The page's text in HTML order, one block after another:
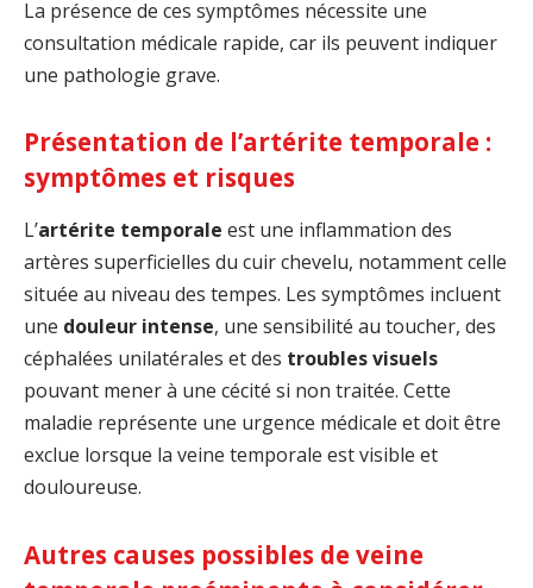
La présence de ces symptômes nécessite une
consultation médicale rapide, car ils peuvent indiquer
une pathologie grave.
Présentation de l’artérite temporale :
symptômes et risques
L’artérite temporale est une inflammation des
artères superficielles du cuir chevelu, notamment celle
située au niveau des tempes. Les symptômes incluent
une douleur intense, une sensibilité au toucher, des
céphalées unilatérales et des troubles visuels
pouvant mener à une cécité si non traitée. Cette
maladie représente une urgence médicale et doit être
exclue lorsque la veine temporale est visible et
douloureuse.
Autres causes possibles de veine